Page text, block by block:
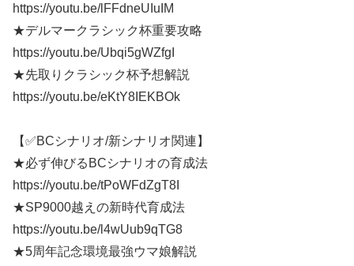
https://youtu.be/lFFdneUIuIM
★デルマークラシック杯重要攻略
https://youtu.be/Ubqi5gWZfgI
★先取りクラシック杯予想解説
https://youtu.be/eKtY8IEKBOk
【✅BCシナリオ/新シナリオ関連】
★必ず伸びるBCシナリオの育成法
https://youtu.be/tPoWFdZgT8I
★SP9000越えの新時代育成法
https://youtu.be/l4wUub9qTG8
★5周年記念環境最強ウマ娘解説